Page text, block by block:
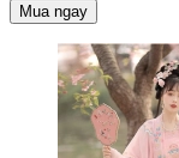
Mua ngay